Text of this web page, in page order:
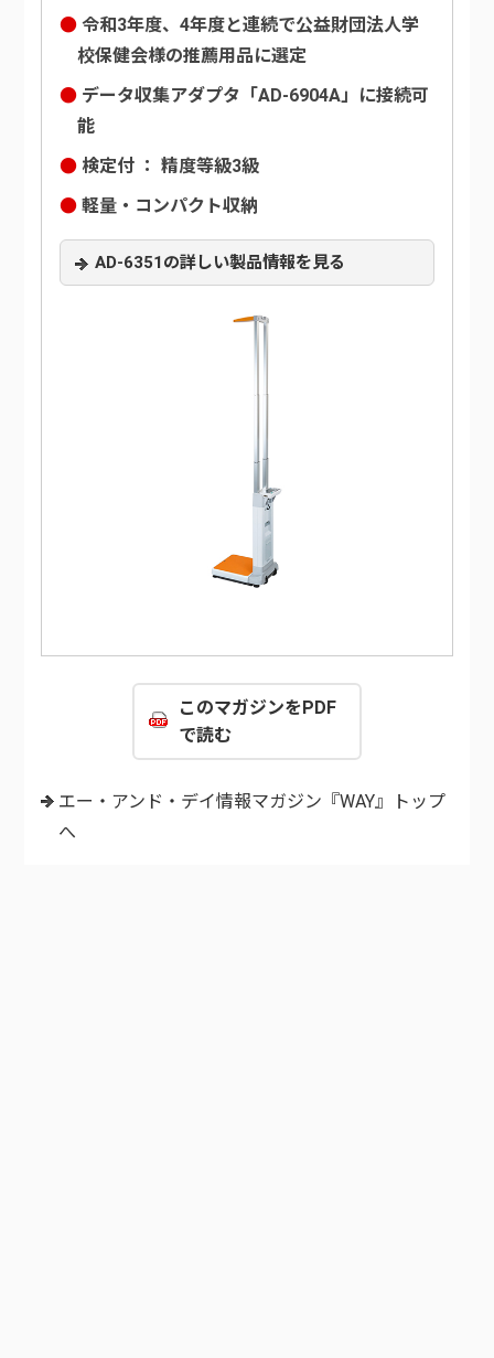
令和3年度、4年度と連続で公益財団法人学
校保健会様の推薦用品に選定
データ収集アダプタ「AD-6904A」に接続可
能
検定付 ： 精度等級3級
軽量・コンパクト収納
AD-6351の詳しい製品情報を見る
このマガジンをPDF
で読む
エー・アンド・デイ情報マガジン『WAY』トップ
へ